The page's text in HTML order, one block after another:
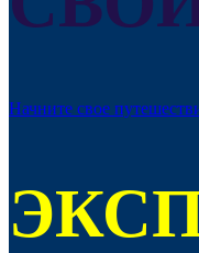
Начните свое